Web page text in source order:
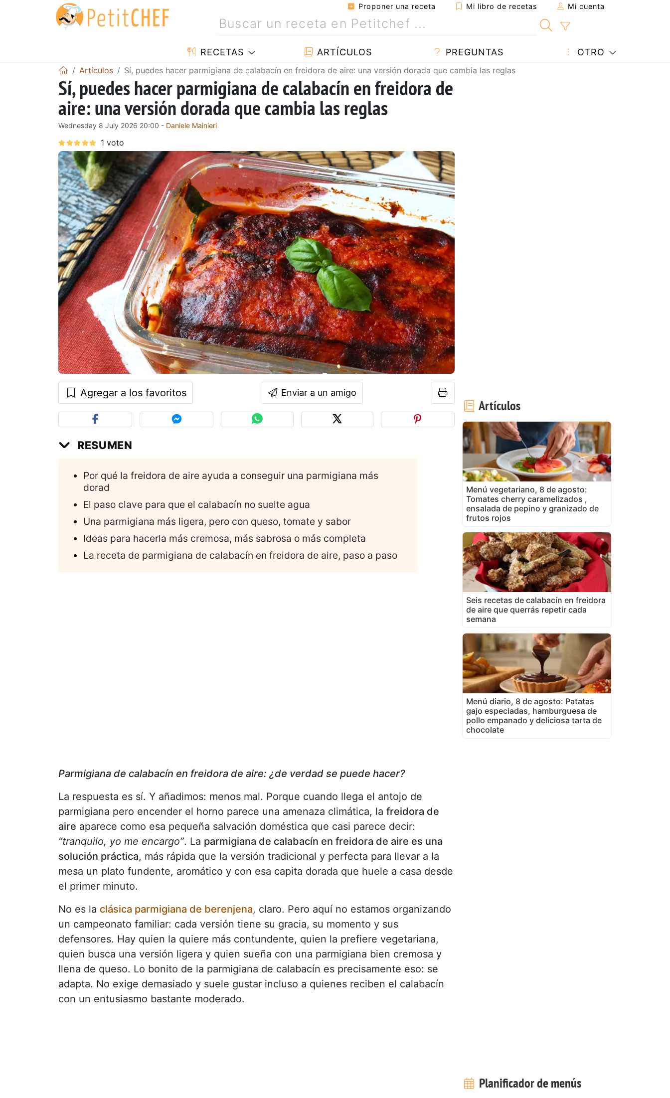
Proponer una receta Mi libro de recetas Mi cuenta
RECETAS ARTÍCULOS PREGUNTAS OTRO
Artículos Sí, puedes hacer parmigiana de calabacín en freidora de aire: una versión dorada que cambia las reglas
Sí, puedes hacer parmigiana de calabacín en freidora de
aire: una versión dorada que cambia las reglas
Wednesday 8 July 2026 20:00 - Daniele Mainieri
Agregar a los favoritos Enviar a un amigo
RESUMEN
Por qué la freidora de aire ayuda a conseguir una parmigiana más
dorad
El paso clave para que el calabacín no suelte agua
Una parmigiana más ligera, pero con queso, tomate y sabor
Ideas para hacerla más cremosa, más sabrosa o más completa
La receta de parmigiana de calabacín en freidora de aire, paso a paso
Parmigiana de calabacín en freidora de aire: ¿de verdad se puede hacer?
La respuesta es sí. Y añadimos: menos mal. Porque cuando llega el antojo de
parmigiana pero encender el horno parece una amenaza climática, la freidora de
aire aparece como esa pequeña salvación doméstica que casi parece decir:
“tranquilo, yo me encargo”. La parmigiana de calabacín en freidora de aire es una
solución práctica, más rápida que la versión tradicional y perfecta para llevar a la
mesa un plato fundente, aromático y con esa capita dorada que huele a casa desde
el primer minuto.
No es la clásica parmigiana de berenjena, claro. Pero aquí no estamos organizando
un campeonato familiar: cada versión tiene su gracia, su momento y sus
defensores. Hay quien la quiere más contundente, quien la prefiere vegetariana,
quien busca una versión ligera y quien sueña con una parmigiana bien cremosa y
llena de queso. Lo bonito de la parmigiana de calabacín es precisamente eso: se
adapta. No exige demasiado y suele gustar incluso a quienes reciben el calabacín
con un entusiasmo bastante moderado.
Artículos
Menú vegetariano, 8 de agosto:
Tomates cherry caramelizados ,
ensalada de pepino y granizado de
frutos rojos
Seis recetas de calabacín en freidora
de aire que querrás repetir cada
semana
Menú diario, 8 de agosto: Patatas
gajo especiadas, hamburguesa de
pollo empanado y deliciosa tarta de
chocolate
Planificador de menús